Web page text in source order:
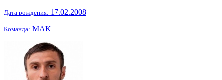
Дата рождения: 17.02.2008
Команда: МАК